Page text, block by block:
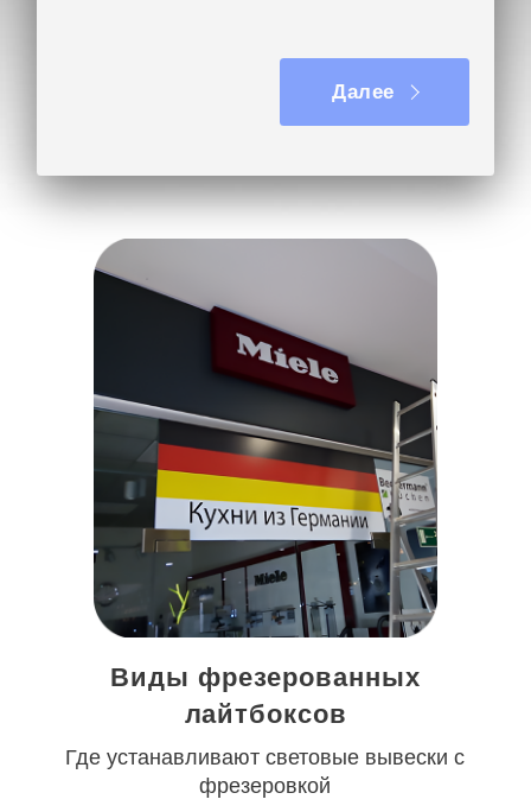
Далее
Виды фрезерованных
лайтбоксов
Где устанавливают световые вывески с
фрезеровкой